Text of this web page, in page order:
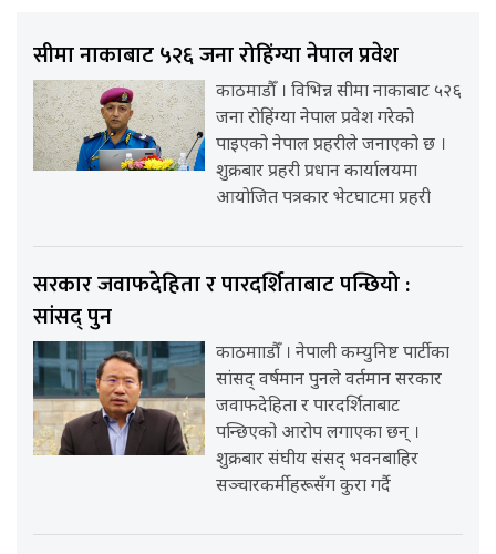
सीमा नाकाबाट ५२६ जना रोहिंग्या नेपाल प्रवेश
काठमाडौँ । विभिन्न सीमा नाकाबाट ५२६
जना रोहिंग्या नेपाल प्रवेश गरेको
पाइएको नेपाल प्रहरीले जनाएको छ ।
शुक्रबार प्रहरी प्रधान कार्यालयमा
आयोजित पत्रकार भेटघाटमा प्रहरी
सरकार जवाफदेहिता र पारदर्शिताबाट पन्छियो :
सांसद् पुन
काठमााडौँ । नेपाली कम्युनिष्ट पार्टीका
सांसद् वर्षमान पुनले वर्तमान सरकार
जवाफदेहिता र पारदर्शिताबाट
पन्छिएको आरोप लगाएका छन् ।
शुक्रबार संघीय संसद् भवनबाहिर
सञ्चारकर्मीहरूसँग कुरा गर्दै